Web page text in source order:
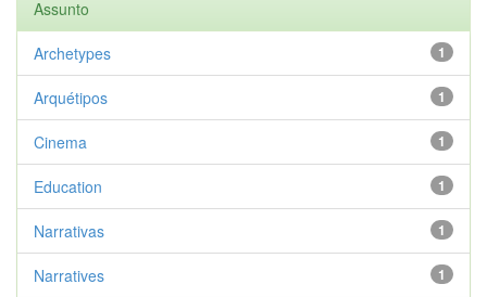
Assunto
1
Archetypes
1
Arquétipos
1
Cinema
1
Education
1
Narrativas
1
Narratives